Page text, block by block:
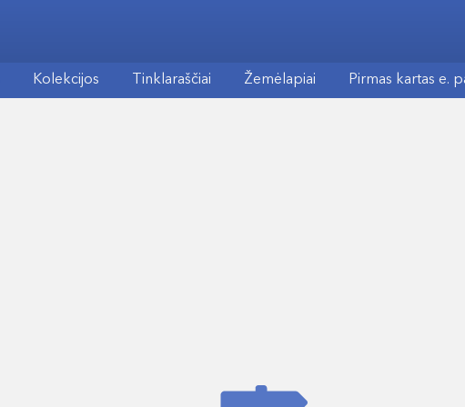
Kolekcijos Tinklaraščiai Žemėlapiai Pirmas kartas e.